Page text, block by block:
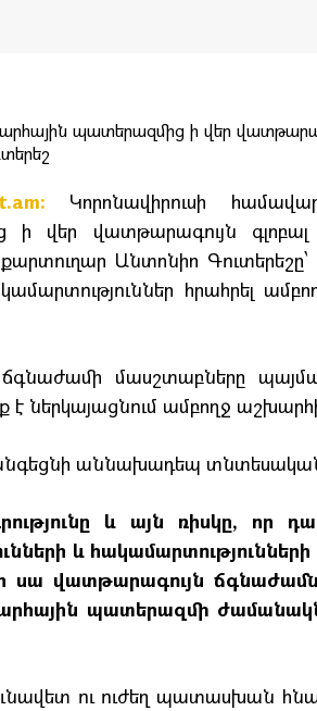
Կորոնավիրուսի
ի վեր վատթարագույն
Անտոնիո Գուտերեշը՝
հրահրել
ճգնաժամի մասշտաբները
է ներկայացնում ամբողջ
աննախադեպ
և այն ռիսկը, որ
և
սա վատթարագույն
պատերազմի
ու ուժեղ պատասխան